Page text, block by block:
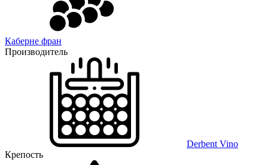
Каберне фран
Производитель
Derbent Vino
Крепость